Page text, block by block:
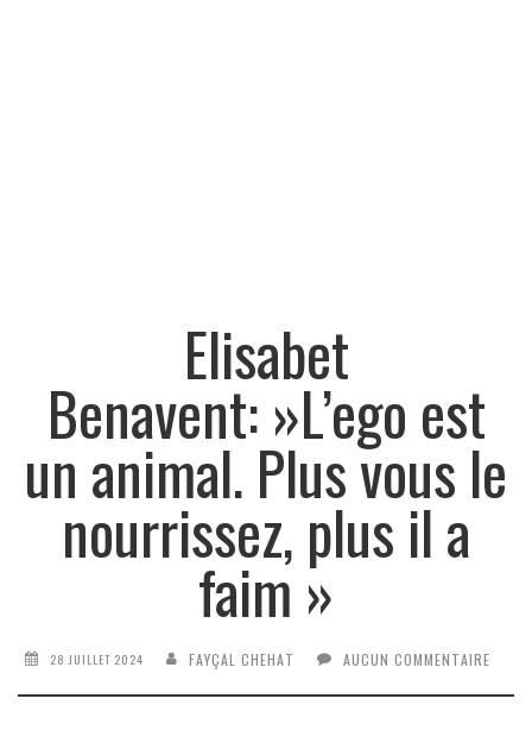
Elisabet
Benavent: »L’ego est
un animal. Plus vous le
nourrissez, plus il a
faim »
28 JUILLET 2024 FAYÇAL CHEHAT AUCUN COMMENTAIRE